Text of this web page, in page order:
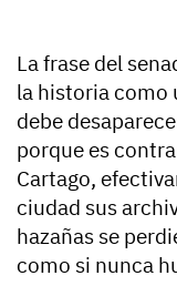
La frase del
la historia como
debe
porque es
Cartago,
ciudad sus
hazañas se
como si nunca